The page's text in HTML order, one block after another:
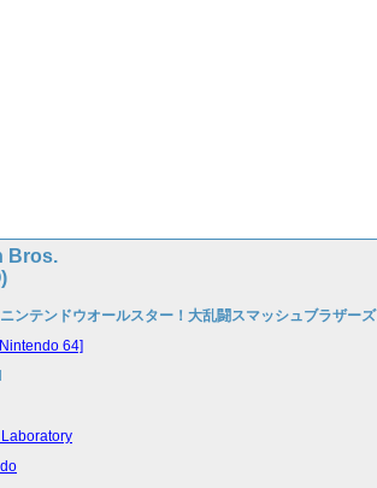
Bros.
ニンテンドウオールスター！大乱闘スマッシュブラザーズ
64]
Laboratory